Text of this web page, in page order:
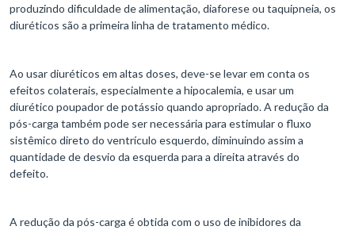
produzindo dificuldade de alimentação, diaforese ou taquipneia, os
diuréticos são a primeira linha de tratamento médico.
Ao usar diuréticos em altas doses, deve-se levar em conta os
efeitos colaterais, especialmente a hipocalemia, e usar um
diurético poupador de potássio quando apropriado. A redução da
pós-carga também pode ser necessária para estimular o fluxo
sistêmico direto do ventrículo esquerdo, diminuindo assim a
quantidade de desvio da esquerda para a direita através do
defeito.
A redução da pós-carga é obtida com o uso de inibidores da